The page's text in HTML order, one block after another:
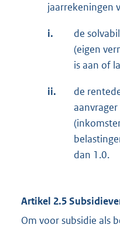
jaarrekeningen
i.
de
(eigen
is aan of
ii.
de
aanvrager
dan 1.0.
Artikel 2.5
Om voor subsidie als